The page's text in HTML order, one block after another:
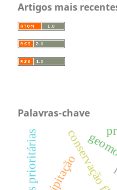
Artigos mais
Palavras-chave
Áreas prioritárias